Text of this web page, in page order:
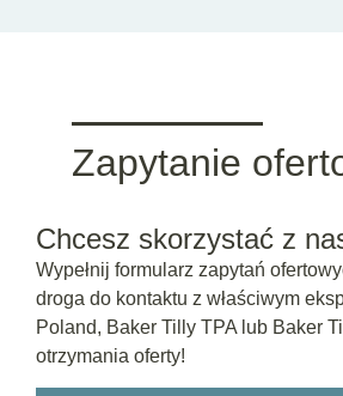
Zapytanie
Chcesz skorzystać z
Wypełnij formularz zapytań
droga do kontaktu z właściwym
Poland, Baker Tilly TPA lub Baker
otrzymania oferty!